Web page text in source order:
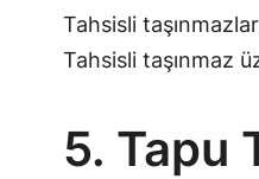
Tahsisli
Tahsisli taşınmaz
5. Tapu